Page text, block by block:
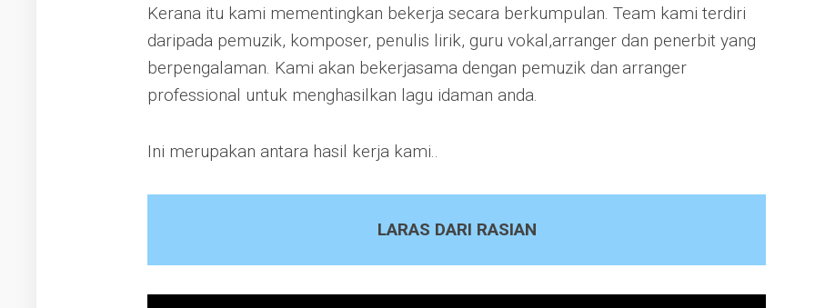
Kerana itu kami mementingkan bekerja secara berkumpulan. Team kami terdiri
daripada pemuzik, komposer, penulis lirik, guru vokal,arranger dan penerbit yang
berpengalaman. Kami akan bekerjasama dengan pemuzik dan arranger
professional untuk menghasilkan lagu idaman anda.
Ini merupakan antara hasil kerja kami..
LARAS DARI RASIAN